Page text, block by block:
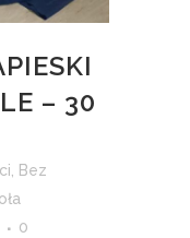
– 30
Bez
0